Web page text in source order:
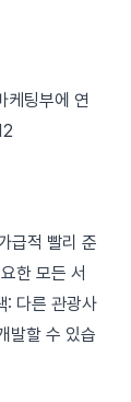
케팅부에 연
급적 빨리 준
한 모든 서
: 다른 관광사
발할 수 있습